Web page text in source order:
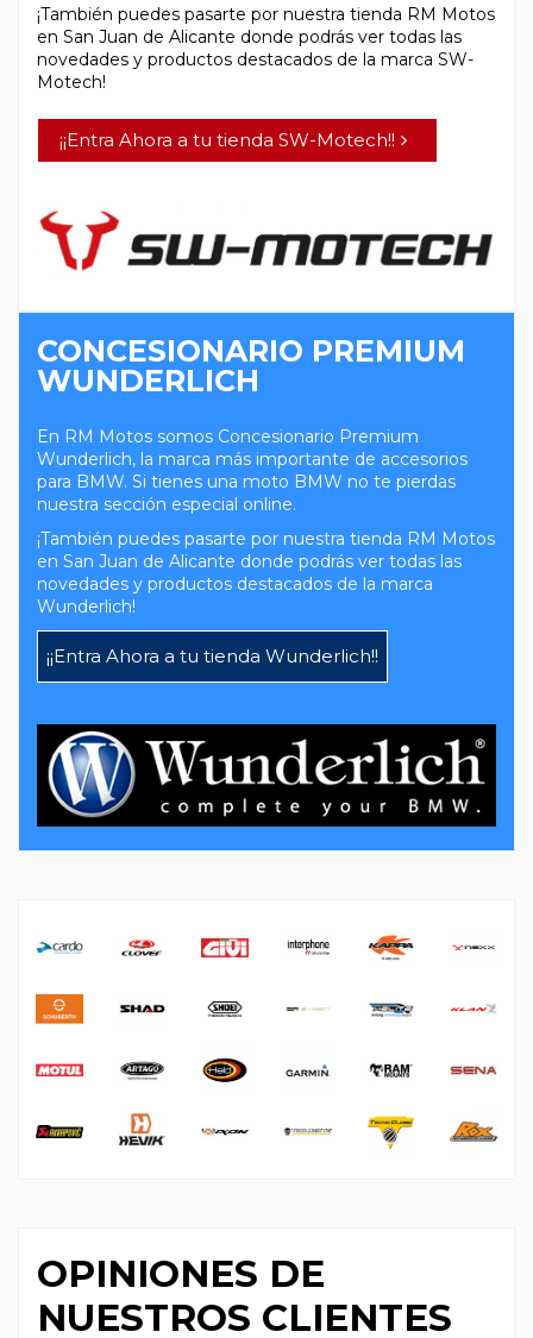
¡También puedes pasarte por nuestra tienda RM Motos
en San Juan de Alicante donde podrás ver todas las
novedades y productos destacados de la marca SW-
Motech!
¡¡Entra Ahora a tu tienda SW-Motech!!
CONCESIONARIO PREMIUM
WUNDERLICH
En RM Motos somos Concesionario Premium
Wunderlich, la marca más importante de accesorios
para BMW. Si tienes una moto BMW no te pierdas
nuestra sección especial online.
¡También puedes pasarte por nuestra tienda RM Motos
en San Juan de Alicante donde podrás ver todas las
novedades y productos destacados de la marca
Wunderlich!
¡¡Entra Ahora a tu tienda Wunderlich!!
OPINIONES DE
NUESTROS CLIENTES